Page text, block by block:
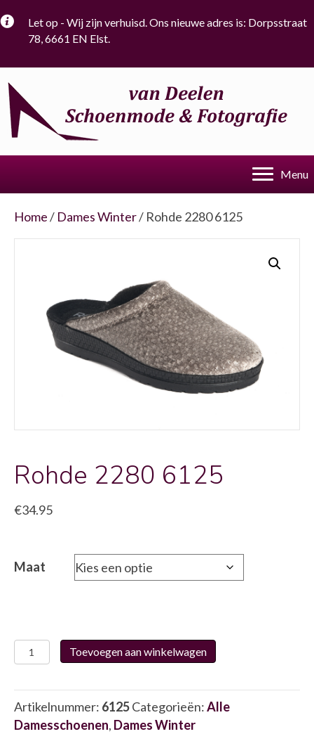
Let op - Wij zijn verhuisd. Ons nieuwe adres is: Dorpsstraat
78, 6661 EN Elst.
Menu
Home/ Dames Winter/ Rohde 2280 6125
Rohde 2280 6125
€34.95
Maat
Rohde
2280
aantal
Toevoegen aan winkelwagen
Artikelnummer: 6125Categorieën:Alle
Damesschoenen, Dames Winter